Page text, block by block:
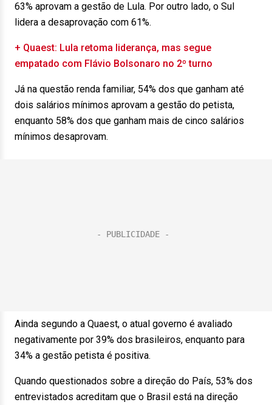
63% aprovam a gestão de Lula. Por outro lado, o Sul
lidera a desaprovação com 61%.
+ Quaest: Lula retoma liderança, mas segue
empatado com Flávio Bolsonaro no 2º turno
Já na questão renda familiar, 54% dos que ganham até
dois salários mínimos aprovam a gestão do petista,
enquanto 58% dos que ganham mais de cinco salários
mínimos desaprovam.
Ainda segundo a Quaest, o atual governo é avaliado
negativamente por 39% dos brasileiros, enquanto para
34% a gestão petista é positiva.
Quando questionados sobre a direção do País, 53% dos
entrevistados acreditam que o Brasil está na direção